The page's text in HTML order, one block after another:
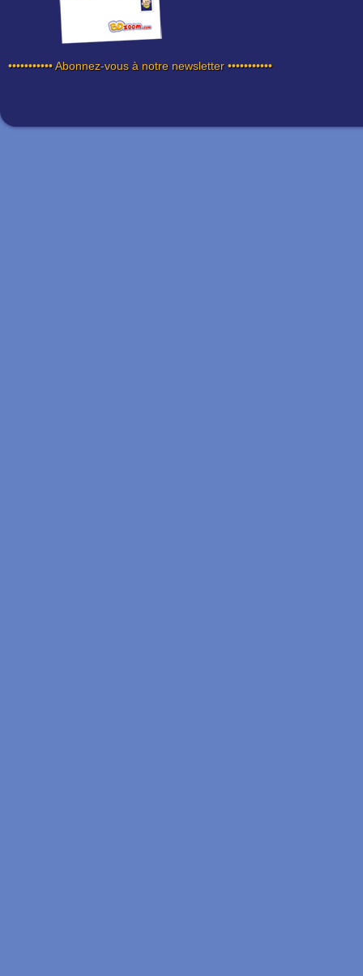
••••••••••• Abonnez-vous à notre newsletter •••••••••••